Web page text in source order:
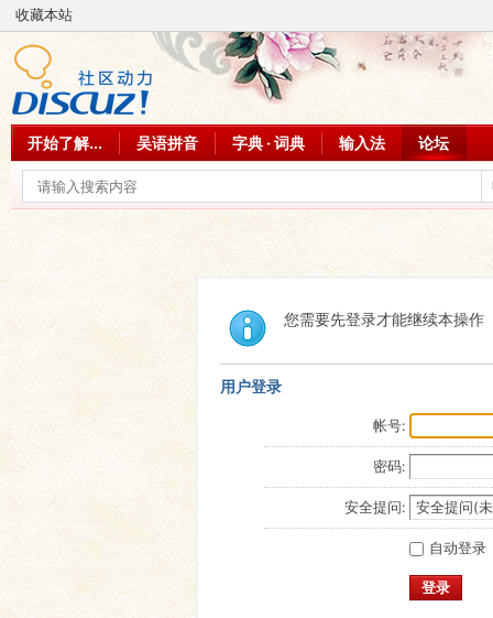
收藏本站
开始了解... 吴语拼音 字典 · 词典 输入法 论坛
您需要先登录才能继续本操作
用户登录
帐号:
密码:
安全提问:
自动登录
登录